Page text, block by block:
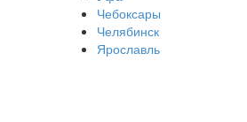
Чебоксары
Челябинск
Ярославль